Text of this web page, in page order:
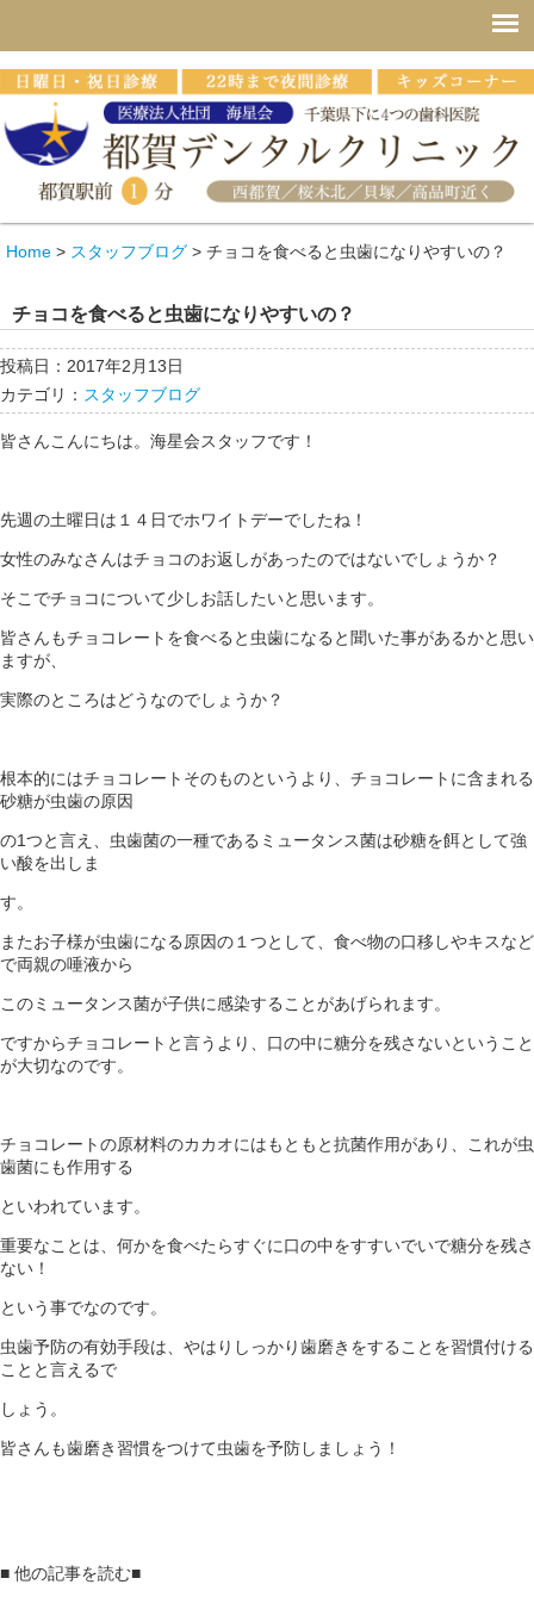
Home > スタッフブログ > チョコを食べると虫歯になりやすいの？
チョコを食べると虫歯になりやすいの？
投稿日：2017年2月13日
カテゴリ： スタッフブログ
皆さんこんにちは。海星会スタッフです！
先週の土曜日は１４日でホワイトデーでしたね！
女性のみなさんはチョコのお返しがあったのではないでしょうか？
そこでチョコについて少しお話したいと思います。
皆さんもチョコレートを食べると虫歯になると聞いた事があるかと思い
ますが、
実際のところはどうなのでしょうか？
根本的にはチョコレートそのものというより、チョコレートに含まれる
砂糖が虫歯の原因
の1つと言え、虫歯菌の一種であるミュータンス菌は砂糖を餌として強
い酸を出しま
す。
またお子様が虫歯になる原因の１つとして、食べ物の口移しやキスなど
で両親の唾液から
このミュータンス菌が子供に感染することがあげられます。
ですからチョコレートと言うより、口の中に糖分を残さないということ
が大切なのです。
チョコレートの原材料のカカオにはもともと抗菌作用があり、これが虫
歯菌にも作用する
といわれています。
重要なことは、何かを食べたらすぐに口の中をすすいでいで糖分を残さ
ない！
という事でなのです。
虫歯予防の有効手段は、やはりしっかり歯磨きをすることを習慣付ける
ことと言えるで
しょう。
皆さんも歯磨き習慣をつけて虫歯を予防しましょう！
■ 他の記事を読む■